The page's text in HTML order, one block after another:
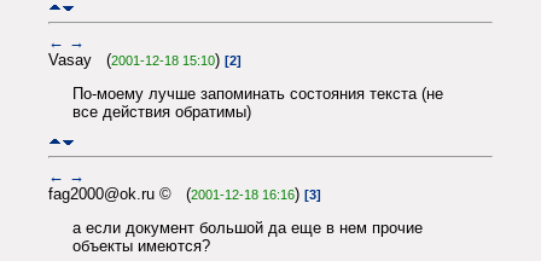
← →
Vasay (2001-12-18 15:10) [2]
По-моему лучше запоминать состояния текста (не
все действия обратимы)
← →
fag2000@ok.ru © (2001-12-18 16:16) [3]
а если документ большой да еще в нем прочие
объекты имеются?